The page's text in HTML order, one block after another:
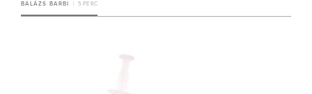
BALÁZS BARBI 5 PERC